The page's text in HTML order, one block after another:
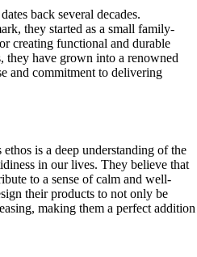
back several decades.
they started as a small family-
creating functional and durable
they have grown into a renowned
and commitment to delivering
is a deep understanding of the
in our lives. They believe that
to a sense of calm and well-
their products to not only be
making them a perfect addition